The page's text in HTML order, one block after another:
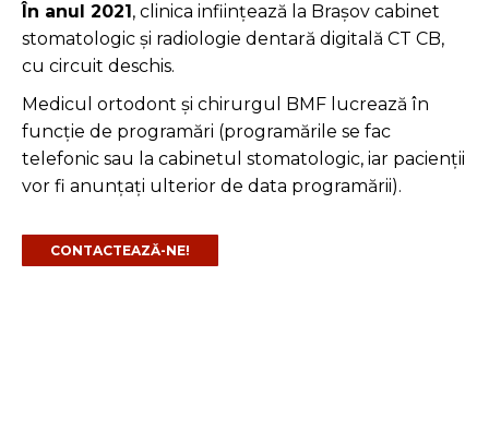
În anul 2021, clinica inființează la Brașov cabinet
stomatologic şi radiologie dentară digitală CT CB,
cu circuit deschis.
Medicul ortodont şi chirurgul BMF lucrează în
funcţie de programări (programările se fac
telefonic sau la cabinetul stomatologic, iar pacienţii
vor fi anunţaţi ulterior de data programării).
CONTACTEAZĂ-NE!